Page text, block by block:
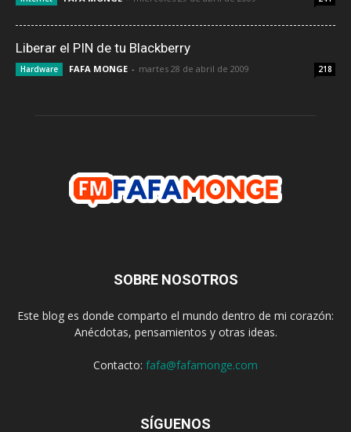
Liberar el PIN de tu Blackberry
Hardware FAFA MONGE - martes 28 de abril de 2009 218
SOBRE NOSOTROS
Este blog es donde comparto el mundo dentro de mi corazón:
Anécdotas, pensamientos y otras ideas.
Contacto: fafa@fafamonge.com
SÍGUENOS